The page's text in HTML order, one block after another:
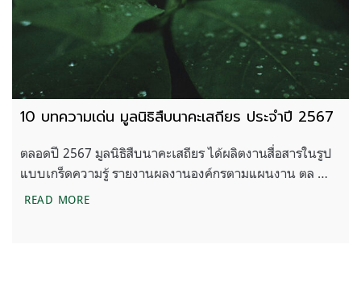
10 บทความเด่น มูลนิธิสืบนาคะเสถียร ประจำปี 2567
ตลอดปี 2567 มูลนิธิสืบนาคะเสถียร ได้ผลิตงานสื่อสารในรูป
แบบเกร็ดความรู้ รายงานผลงานองค์กรตามแผนงาน ตล …
READ MORE10 บทความเด่น มูลนิธิสืบนาคะเสถียร ประจำปี 2567